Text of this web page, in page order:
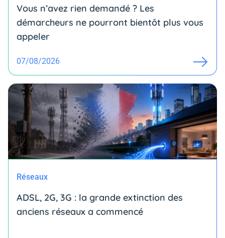
Vous n’avez rien demandé ? Les
démarcheurs ne pourront bientôt plus vous
appeler
07/08/2026
Réseaux
ADSL, 2G, 3G : la grande extinction des
anciens réseaux a commencé